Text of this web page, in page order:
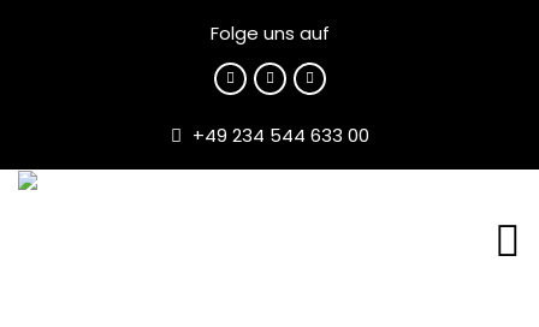
Folge uns auf
+49 234 544 633 00